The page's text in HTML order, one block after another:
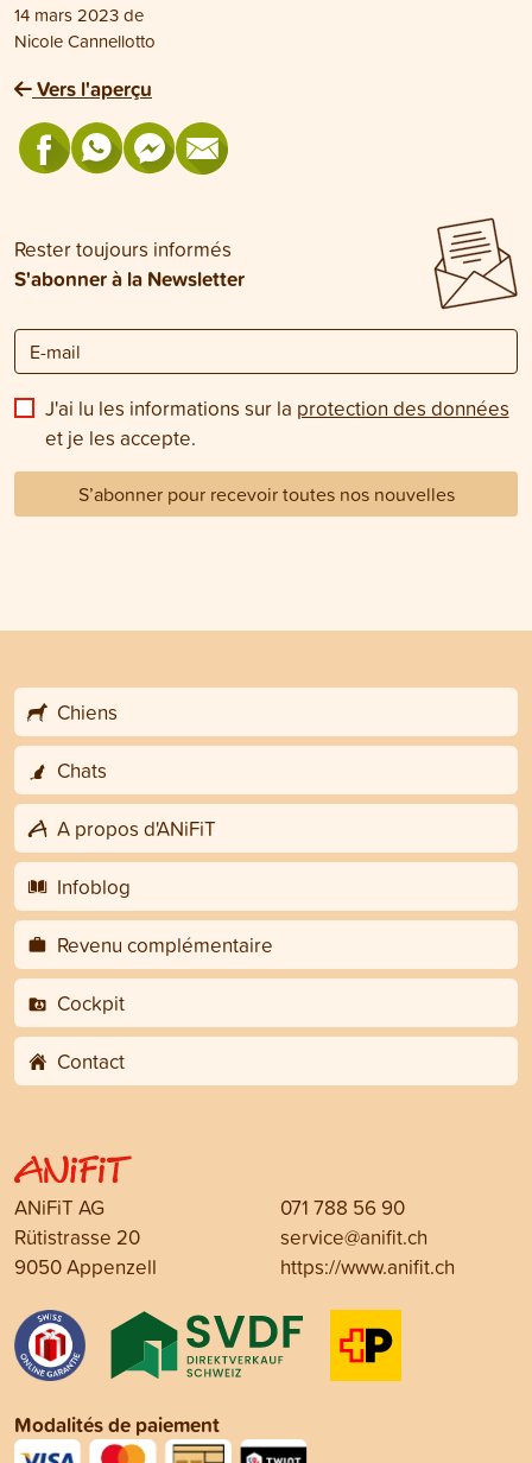
14 mars 2023de
Nicole Cannellotto
Vers l'aperçu
Rester toujours informés
S'abonner à la Newsletter
J'ai lu les informations sur la protection des données
et je les accepte.
S’abonner pour recevoir toutes nos nouvelles
Chiens
Chats
A propos d'ANiFiT
Infoblog
Revenu complémentaire
Cockpit
Contact
ANiFiT AG
Rütistrasse 20
9050 Appenzell
071 788 56 90
service@anifit.ch
https://www.anifit.ch
Modalités de paiement